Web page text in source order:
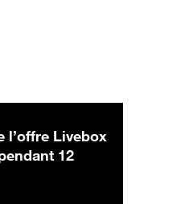
l’offre Livebox
€ par mois
12